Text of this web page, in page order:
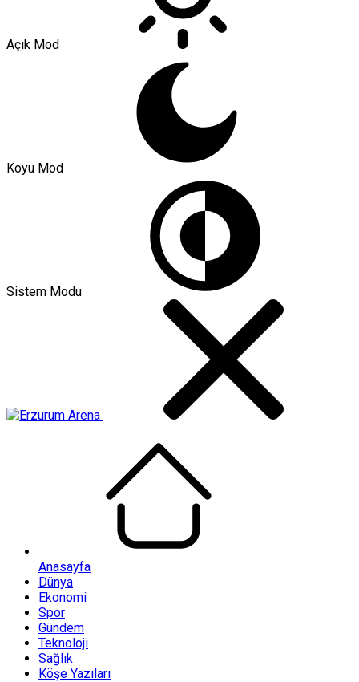
Açık Mod
Koyu Mod
Sistem Modu
Anasayfa
Dünya
Ekonomi
Spor
Gündem
Teknoloji
Sağlık
Köşe Yazıları